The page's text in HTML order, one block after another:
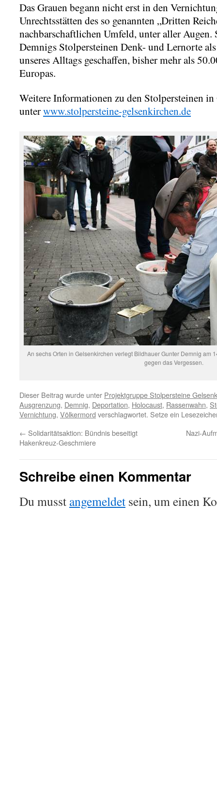
Das Grauen begann nicht erst in den
Unrechtsstätten des so genannten „Dritten
nachbarschaftlichen Umfeld, unter aller Augen.
Demnigs Stolpersteinen Denk- und Lernorte
unseres Alltags geschaffen, bisher mehr als
Europas.
Weitere Informationen zu den Stolpersteinen
unterwww.stolpersteine-gelsenkirchen.de
An sechs Orten in Gelsenkirchen verlegt Bildhauer Gunter Demnig am
gegen das Vergessen.
Dieser Beitrag wurde unter Projektgruppe Stolpersteine
Ausgrenzung, Demnig, Deportation, Holocaust, Rassenwahn,
Vernichtung, Völkermord verschlagwortet. Setze ein
← Solidaritätsaktion: Bündnis beseitigt
Hakenkreuz-Geschmiere
Nazi-
Schreibe einen Kommentar
Du musst angemeldet sein, um einen